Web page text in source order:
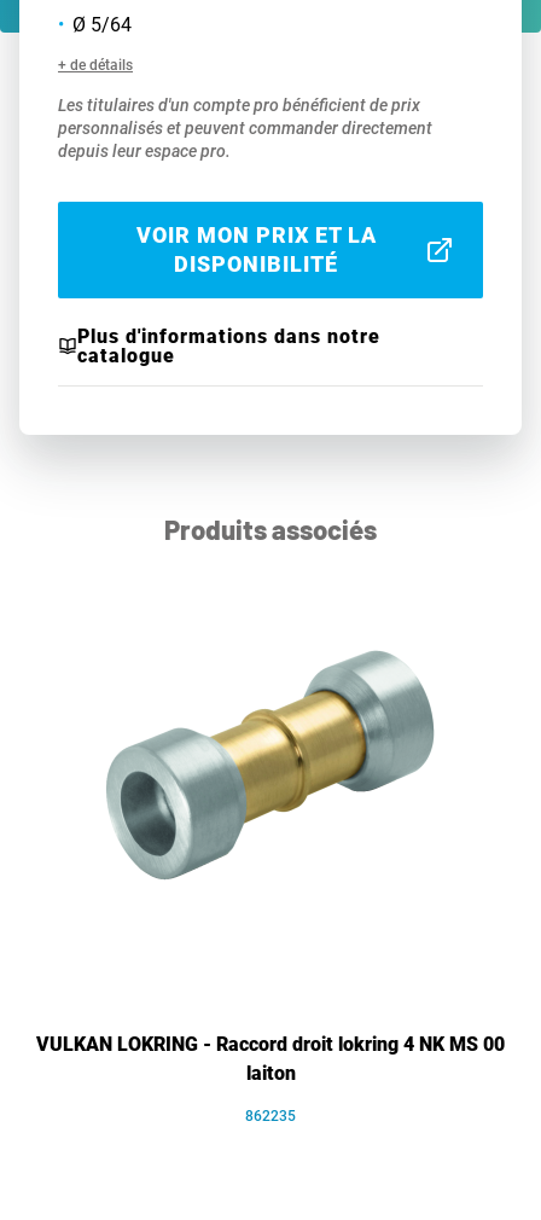
Ø 5/64
+ de détails
Les titulaires d'un compte pro bénéficient de prix
personnalisés et peuvent commander directement
depuis leur espace pro.
VOIR MON PRIX ET LA
DISPONIBILITÉ
Plus d'informations dans notre
catalogue
Produits associés
VULKAN LOKRING - Raccord droit lokring 4 NK MS 00
laiton
862235